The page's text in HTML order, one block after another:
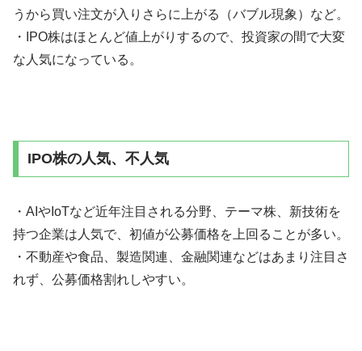
うから買い注文が入りさらに上がる（バブル現象）など。
・IPO株はほとんど値上がりするので、投資家の間で大変
な人気になっている。
IPO株の人気、不人気
・AIやIoTなど近年注目される分野、テーマ株、新技術を
持つ企業は人気で、初値が公募価格を上回ることが多い。
・不動産や食品、製造関連、金融関連などはあまり注目さ
れず、公募価格割れしやすい。